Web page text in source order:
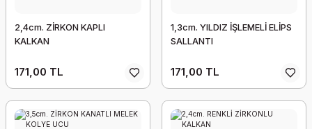
2,4cm. ZİRKON KAPLI
KALKAN
171,00 TL
1,3cm. YILDIZ İŞLEMELİ ELİPS
SALLANTI
171,00 TL